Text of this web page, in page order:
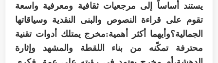
يستند أساساً إلى مرجعيات ثقافية ومعرفية واسعة
تقوم على قراءة النصوص والبنى النقدية وسياقاتها
الجمالية؟وأيهما أكثر أهمية:مخرج يمتلك أدوات تقنية
محترفة تمكّنه من بناء اللقطة والمشهد وإثارة